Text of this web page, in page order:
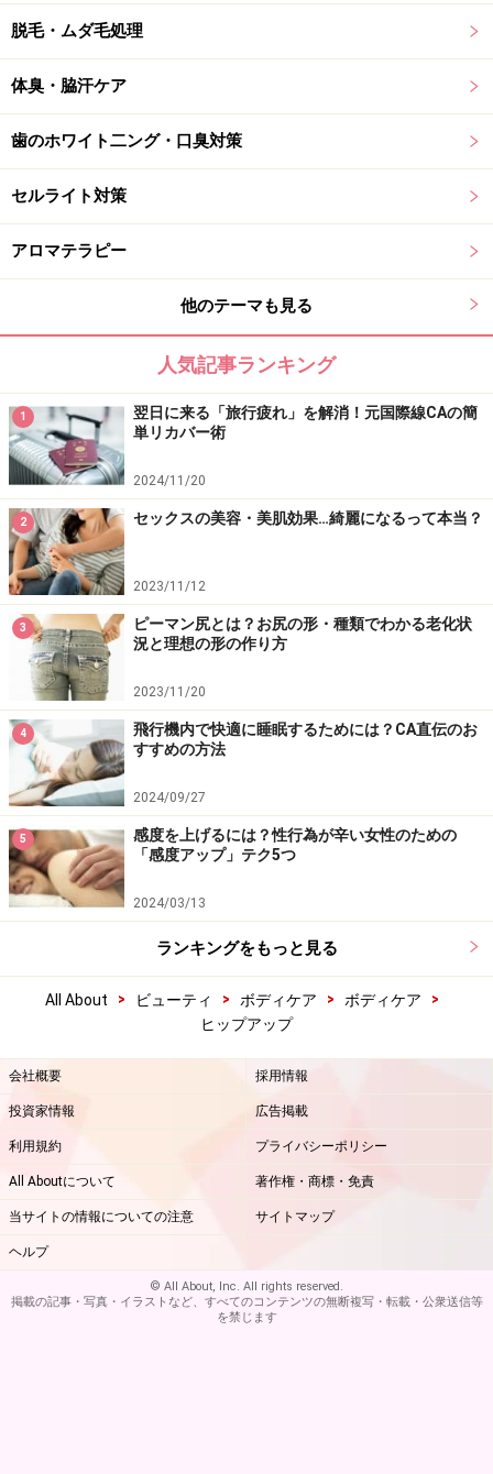
脱毛・ムダ毛処理
体臭・脇汗ケア
歯のホワイト二ング・口臭対策
セルライト対策
アロマテラピー
他のテーマも見る
人気記事ランキング
1
翌日に来る「旅行疲れ」を解消！元国際線CAの簡
単リカバー術
2024/11/20
2 セックスの美容・美肌効果…綺麗になるって本当？
2023/11/12
3
ピーマン尻とは？お尻の形・種類でわかる老化状
況と理想の形の作り方
2023/11/20
4
飛行機内で快適に睡眠するためには？CA直伝のお
すすめの方法
2024/09/27
5
感度を上げるには？性行為が辛い女性のための
「感度アップ」テク5つ
2024/03/13
ランキングをもっと見る
All About > ビューティ > ボディケア > ボディケア
>
ヒップアップ
会社概要 採用情報
投資家情報 広告掲載
利用規約 プライバシーポリシー
All Aboutについて 著作権・商標・免責
当サイトの情報についての注意 サイトマップ
ヘルプ
© All About, Inc. All rights reserved.
掲載の記事・写真・イラストなど、すべてのコンテンツの無断複写・転載・公衆送信等
を禁じます